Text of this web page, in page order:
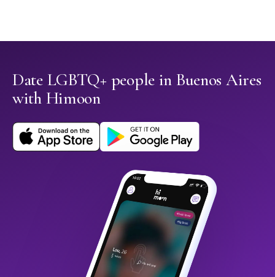
Date LGBTQ+ people in Buenos Aires
with Himoon